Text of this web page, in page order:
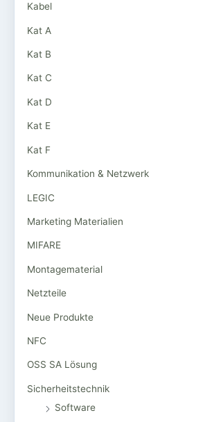
Kabel
Kat A
Kat B
Kat C
Kat D
Kat E
Kat F
Kommunikation & Netzwerk
LEGIC
Marketing Materialien
MIFARE
Montagematerial
Netzteile
Neue Produkte
NFC
OSS SA Lösung
Sicherheitstechnik
Software